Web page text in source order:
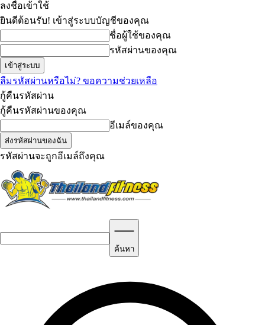
ลงชื่อเข้าใช้
ยินดีต้อนรับ! เข้าสู่ระบบบัญชีของคุณ
ชื่อผู้ใช้ของคุณ
รหัสผ่านของคุณ
ลืมรหัสผ่านหรือไม่? ขอความช่วยเหลือ
กู้คืนรหัสผ่าน
กู้คืนรหัสผ่านของคุณ
อีเมล์ของคุณ
รหัสผ่านจะถูกอีเมล์ถึงคุณ
ค้นหา